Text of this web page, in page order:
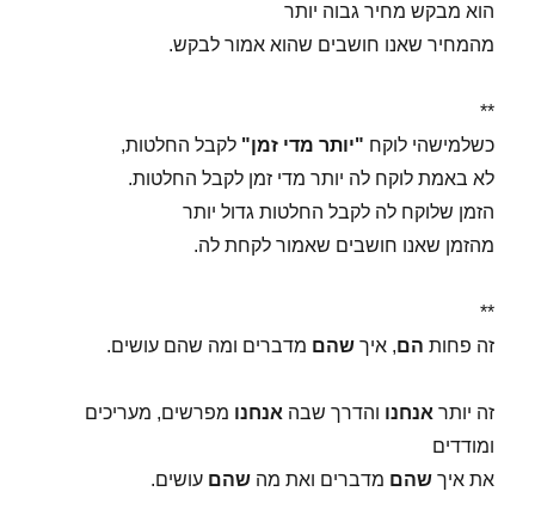
הוא מבקש מחיר גבוה יותר
מהמחיר שאנו חושבים שהוא אמור לבקש.
**
כשלמישהי לוקח "יותר מדי זמן" לקבל החלטות,
לא באמת לוקח לה יותר מדי זמן לקבל החלטות.
הזמן שלוקח לה לקבל החלטות גדול יותר
מהזמן שאנו חושבים שאמור לקחת לה.
**
זה פחות הם, איךשהם מדברים ומה שהם עושים.
זה יותר אנחנו והדרך שבה אנחנו מפרשים, מעריכים
ומודדים
את איךשהם מדברים ואת מהשהם עושים.